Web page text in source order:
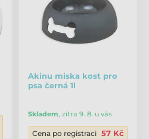
Akinu miska kost pro
psa černá 1l
Skladem, zítra 9. 8. u vás
Cena po registraci 57 Kč